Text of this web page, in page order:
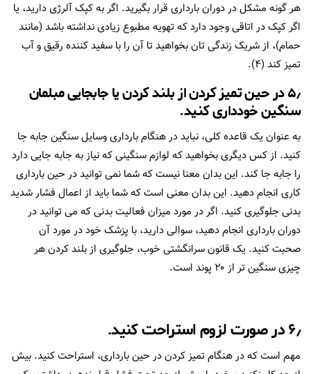
هر گونه مشکل در دوران بارداری قرار بگیرید. اگر به کپک آلرژی دارید، یا
اگر کپک در اتاقی وجود دارد که تهویه مطبوع زیادی نداشته باشد (مانند
حمام)، از شریک زندگی تان بخواهید تا آن را با سفید کننده رقیق و آب
تمیز کند (۴).
۵٫ در حین تمیز کردن از بلند کردن یا جابجایی مبلمان
سنگین خودداری کنید.
به عنوان یک قاعده کلی، نباید در هنگام بارداری وسایل سنگین جابه جا
کنید. از کس دیگری بخواهید که لوازم سنگینی که نیاز به جابه جایی دارد
را جابه جا کند. این بدان معنا نیست که شما نمی توانید در حین بارداری
کاری انجام دهید. این بدان معنی است که شما باید از اعمال فشار شدید
بدنی جلوگیری کنید. اگر در مورد میزان فعالیت بدنی که می توانید در
دوران بارداری انجام دهید، سوالی دارید، با پزشک خود در مورد آن
صحبت کنید. یک قانون سرانگشتی خوب، جلوگیری از بلند کردن هر
چیزی سنگین تر از ۲۰ پوند است.
۶٫ در صورت لزوم استراحت کنید.
مهم است که در هنگام تمیز کردن در حین بارداری، استراحت کنید. بیش